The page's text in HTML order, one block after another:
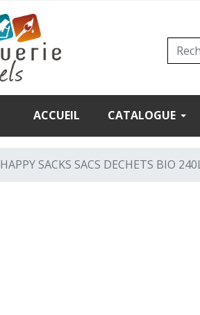
ACCUEIL CATALOGUE
HAPPY SACKS SACS DECHETS BIO